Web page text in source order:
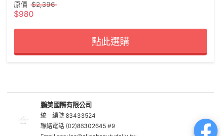
原價 $2,396
$980
點此選購
鵬美國際有限公司
統一編號 83433524
聯絡電話 (02)86302645 #9